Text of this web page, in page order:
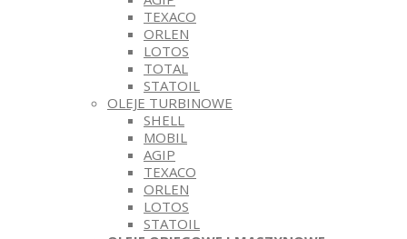
TEXACO
ORLEN
LOTOS
TOTAL
STATOIL
OLEJE TURBINOWE
SHELL
MOBIL
AGIP
TEXACO
ORLEN
LOTOS
STATOIL